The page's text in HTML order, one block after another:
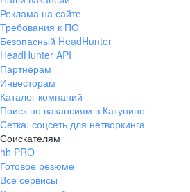
Реклама на сайте
Требования к ПО
Безопасный HeadHunter
HeadHunter API
Партнерам
Инвесторам
Каталог компаний
Поиск по вакансиям в Катунино
Сетка: соцсеть для нетворкинга
Соискателям
hh PRO
Готовое резюме
Все сервисы